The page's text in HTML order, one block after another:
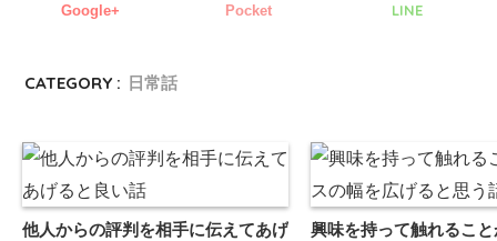
Google+ Pocket LINE
CATEGORY : 日常話
他人からの評判を相手に伝えてあげ
興味を持って触れるこ